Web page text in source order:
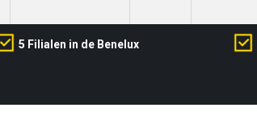
5 Filialen in de Benelux